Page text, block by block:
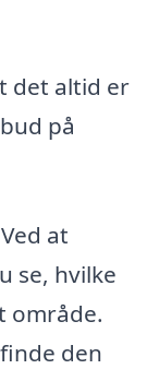
det altid er
på
Ved at
se, hvilke
område.
den